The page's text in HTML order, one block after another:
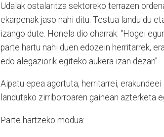
Udalak ostalaritza sektoreko terrazen
ekarpenak jaso nahi ditu. Testua landu du
izango dute. Honela dio oharrak: “Hogei
parte hartu nahi duen edozein herritarrek,
edo alegaziorik egiteko aukera izan dezan”.
Aipatu epea agortuta, herritarrei,
landutako zirriborroaren gainean azterketa
Parte hartzeko modua: